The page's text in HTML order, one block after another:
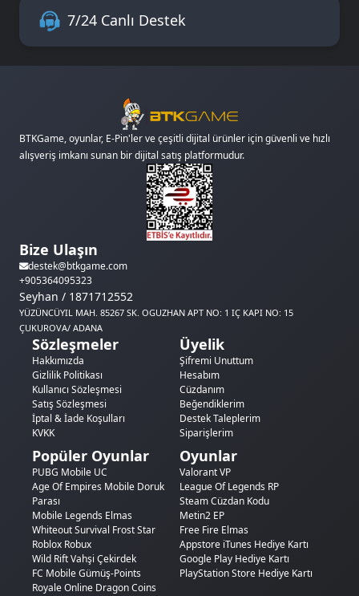
7/24 Canlı Destek
BTKGame, oyunlar, E-Pin'ler ve çeşitli dijital ürünler için güvenli ve hızlı
alışveriş imkanı sunan bir dijital satış platformudur.
Bize Ulaşın
destek@btkgame.com
+905364095323
Seyhan / 1871712552
YÜZÜNCÜYIL MAH. 85267 SK. OGUZHAN APT NO: 1 IÇ KAPI NO: 15
ÇUKUROVA/ ADANA
Sözleşmeler
Hakkımızda
Gizlilik Politikası
Kullanıcı Sözleşmesi
Satış Sözleşmesi
İptal & İade Koşulları
KVKK
Üyelik
Şifremi Unuttum
Hesabım
Cüzdanım
Beğendiklerim
Destek Taleplerim
Siparişlerim
Popüler Oyunlar
PUBG Mobile UC
Age Of Empires Mobile Doruk
Parası
Mobile Legends Elmas
Whiteout Survival Frost Star
Roblox Robux
Wild Rift Vahşi Çekirdek
FC Mobile Gümüş-Points
Royale Online Dragon Coins
Oyunlar
Valorant VP
League Of Legends RP
Steam Cüzdan Kodu
Metin2 EP
Free Fire Elmas
Appstore iTunes Hediye Kartı
Google Play Hediye Kartı
PlayStation Store Hediye Kartı